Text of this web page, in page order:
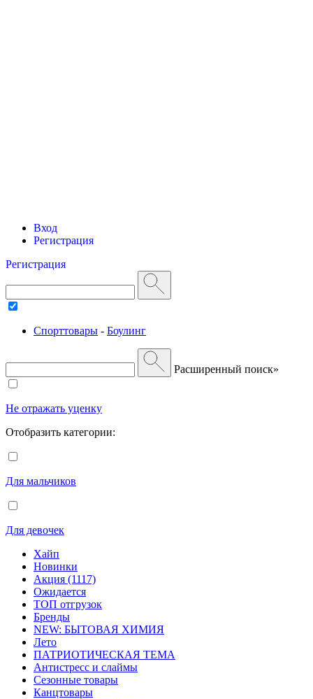
Вход
Регистрация
Регистрация
Спорттовары - Боулинг
Расширенный поиск»
Не отражать уценку
Отобразить категории:
Для мальчиков
Для девочек
Хайп
Новинки
Акция (1117)
Ожидается
ТОП отгрузок
Бренды
NEW: БЫТОВАЯ ХИМИЯ
Лето
ПАТРИОТИЧЕСКАЯ ТЕМА
Антистресс и слаймы
Сезонные товары
Канцтовары